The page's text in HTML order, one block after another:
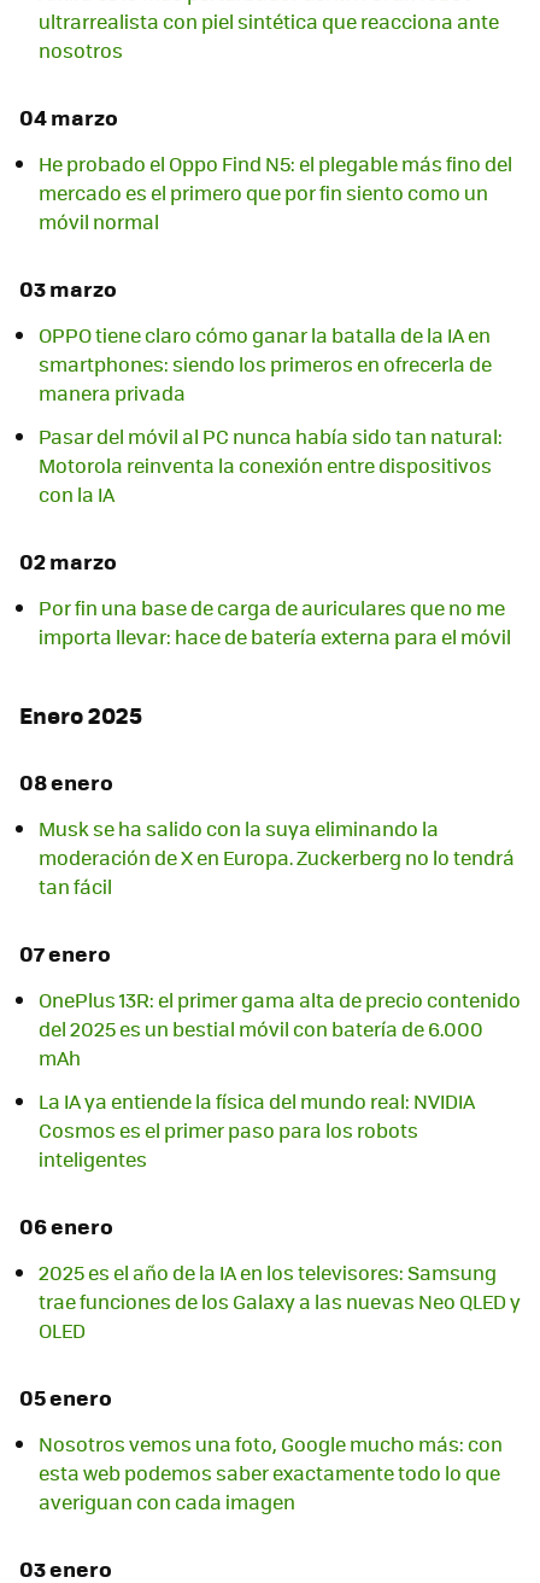
ultrarrealista con piel sintética que reacciona ante
nosotros
04 marzo
He probado el Oppo Find N5: el plegable más fino del
mercado es el primero que por fin siento como un
móvil normal
03 marzo
OPPO tiene claro cómo ganar la batalla de la IA en
smartphones: siendo los primeros en ofrecerla de
manera privada
Pasar del móvil al PC nunca había sido tan natural:
Motorola reinventa la conexión entre dispositivos
con la IA
02 marzo
Por fin una base de carga de auriculares que no me
importa llevar: hace de batería externa para el móvil
Enero 2025
08 enero
Musk se ha salido con la suya eliminando la
moderación de X en Europa. Zuckerberg no lo tendrá
tan fácil
07 enero
OnePlus 13R: el primer gama alta de precio contenido
del 2025 es un bestial móvil con batería de 6.000
mAh
La IA ya entiende la física del mundo real: NVIDIA
Cosmos es el primer paso para los robots
inteligentes
06 enero
2025 es el año de la IA en los televisores: Samsung
trae funciones de los Galaxy a las nuevas Neo QLED y
OLED
05 enero
Nosotros vemos una foto, Google mucho más: con
esta web podemos saber exactamente todo lo que
averiguan con cada imagen
03 enero